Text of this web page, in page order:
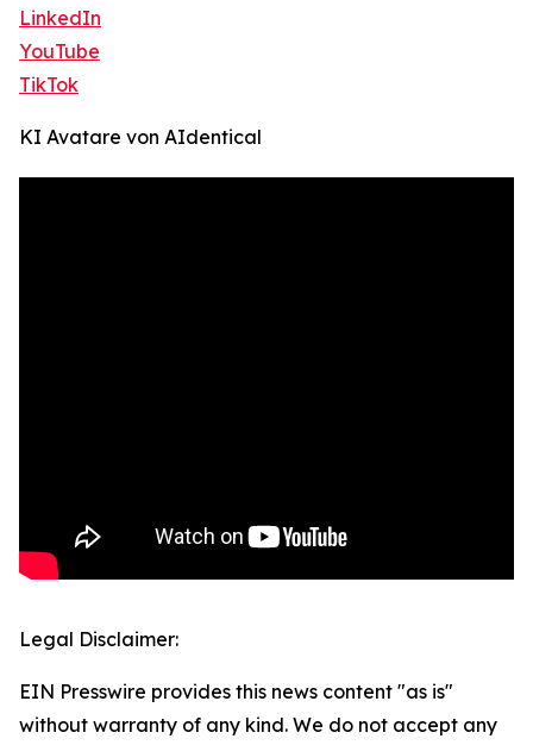
LinkedIn
YouTube
TikTok
KI Avatare von AIdentical
Legal Disclaimer:
EIN Presswire provides this news content "as is"
without warranty of any kind. We do not accept any